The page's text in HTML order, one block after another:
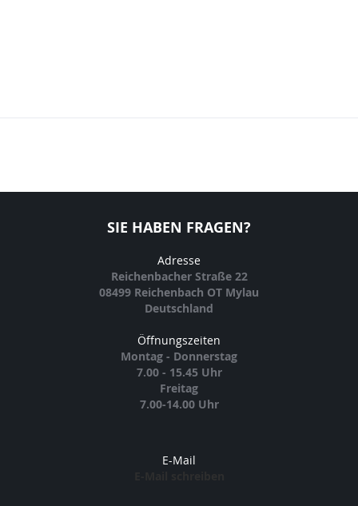
SIE HABEN FRAGEN?
Adresse
Reichenbacher Straße 22
08499 Reichenbach OT Mylau
Deutschland
Öffnungszeiten
Montag - Donnerstag
7.00 - 15.45 Uhr
Freitag
7.00-14.00 Uhr
E-Mail